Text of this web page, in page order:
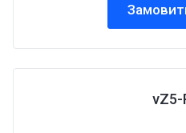
vZ5-